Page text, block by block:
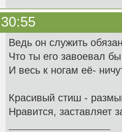
Ведь он служить
Что ты его завоевал
И весь к ногам её-
Красивый стиш -
Нравится, заставляет